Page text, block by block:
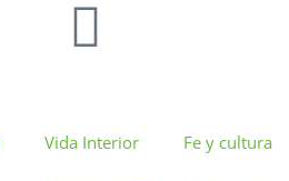
Vida Interior Fe y cultura